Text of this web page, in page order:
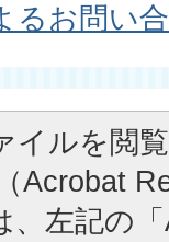
るお問い
イルを閲
Acrobat
、左記の